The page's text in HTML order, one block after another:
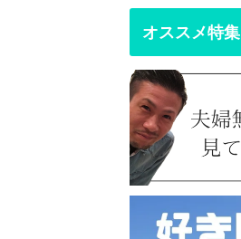
オススメ特集